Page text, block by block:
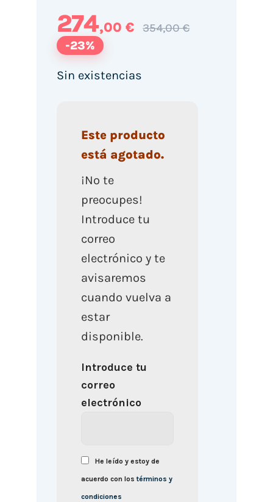
274,00 € 354,00 €
-23%
Sin existencias
Este producto
está agotado.
¡No te
preocupes!
Introduce tu
correo
electrónico y te
avisaremos
cuando vuelva a
estar
disponible.
Introduce tu
correo
electrónico
He leído y estoy de
acuerdo con lostérminos y
condiciones